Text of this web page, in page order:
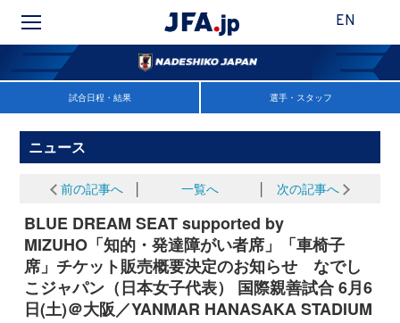
EN
試合日程・結果 選手・スタッフ
ニュース
前の記事へ 一覧へ 次の記事へ
BLUE DREAM SEAT supported by
MIZUHO「知的・発達障がい者席」「車椅子
席」チケット販売概要決定のお知らせ なでし
こジャパン（日本女子代表） 国際親善試合 6月6
日(土)＠大阪／YANMAR HANASAKA STADIUM